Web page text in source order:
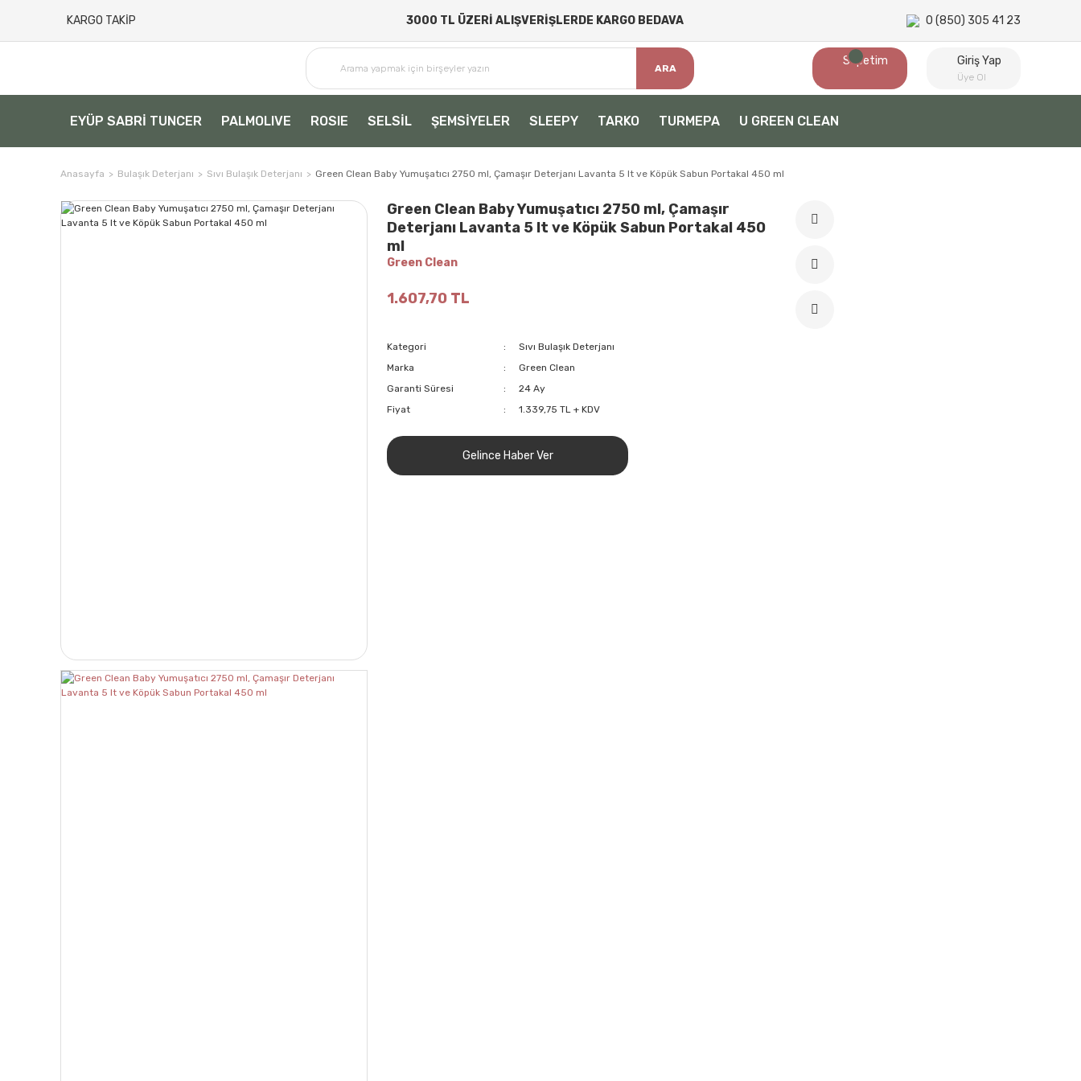
KARGO TAKİP 3000 TL ÜZERİ ALIŞVERİŞLERDE KARGO BEDAVA 0 (850) 305 41 23
ARA
Sepetim Giriş Yap
Üye Ol
EYÜP SABRİ TUNCER PALMOLIVE ROSIE SELSİL ŞEMSİYELER SLEEPY TARKO TURMEPA U GREEN CLEAN
Anasayfa Bulaşık Deterjanı Sıvı Bulaşık Deterjanı Green Clean Baby Yumuşatıcı 2750 ml, Çamaşır Deterjanı Lavanta 5 lt ve Köpük Sabun Portakal 450 ml
Green Clean Baby Yumuşatıcı 2750 ml, Çamaşır
Deterjanı Lavanta 5 lt ve Köpük Sabun Portakal 450
ml
Green Clean
1.607,70 TL
Kategori
Sıvı Bulaşık Deterjanı
Marka
Green Clean
Garanti Süresi
24 Ay
Fiyat
1.339,75 TL + KDV
Gelince Haber Ver